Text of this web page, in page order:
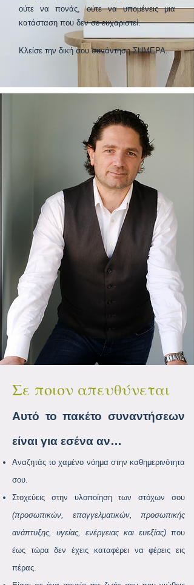
ούτε να πονάς, ούτε να υπομένεις μια
κατάσταση που δεν σε ευχαριστεί.
Κλείσε την δική σου συνάντηση ΣΗΜΕΡΑ.
Σε ποιον απευθύνεται
Αυτό το πακέτο συναντήσεων
είναι για εσένα αν…
Αναζητάς το χαμένο νόημα στην καθημερινότητα
σου.
Στοχεύεις στην υλοποίηση τωνστόχων σου
(προσωπικών, επαγγελματικών, προσωπικής
ανάπτυξης, υγείας, ενέργειας και ευεξίας) που
έως τώρα δεν έχεις καταφέρει να φέρεις εις
πέρας.